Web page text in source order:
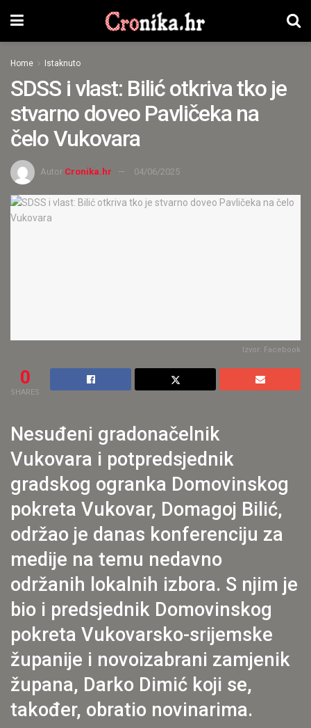
Home Istaknuto
SDSS i vlast: Bilić otkriva tko je
stvarno doveo Pavličeka na
čelo Vukovara
Autor Cronika.hr 04/06/2025
Izvor: Facebook
0
SHARES
Nesuđeni gradonačelnik
Vukovara i potpredsjednik
gradskog ogranka Domovinskog
pokreta Vukovar, Domagoj Bilić,
održao je danas konferenciju za
medije na temu nedavno
održanih lokalnih izbora. S njim je
bio i predsjednik Domovinskog
pokreta Vukovarsko-srijemske
županije i novoizabrani zamjenik
župana, Darko Dimić koji se,
također, obratio novinarima.